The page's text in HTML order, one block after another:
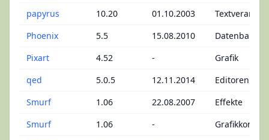
papyrus
10.20 01.10.2003
Phoenix
5.5 15.08.2010
Datenbank -
Pixart
4.52 -
Grafik
qed
5.0.5 12.11.2014
Editoren
Smurf
1.06 22.08.2007
Effekte
Smurf
1.06 -